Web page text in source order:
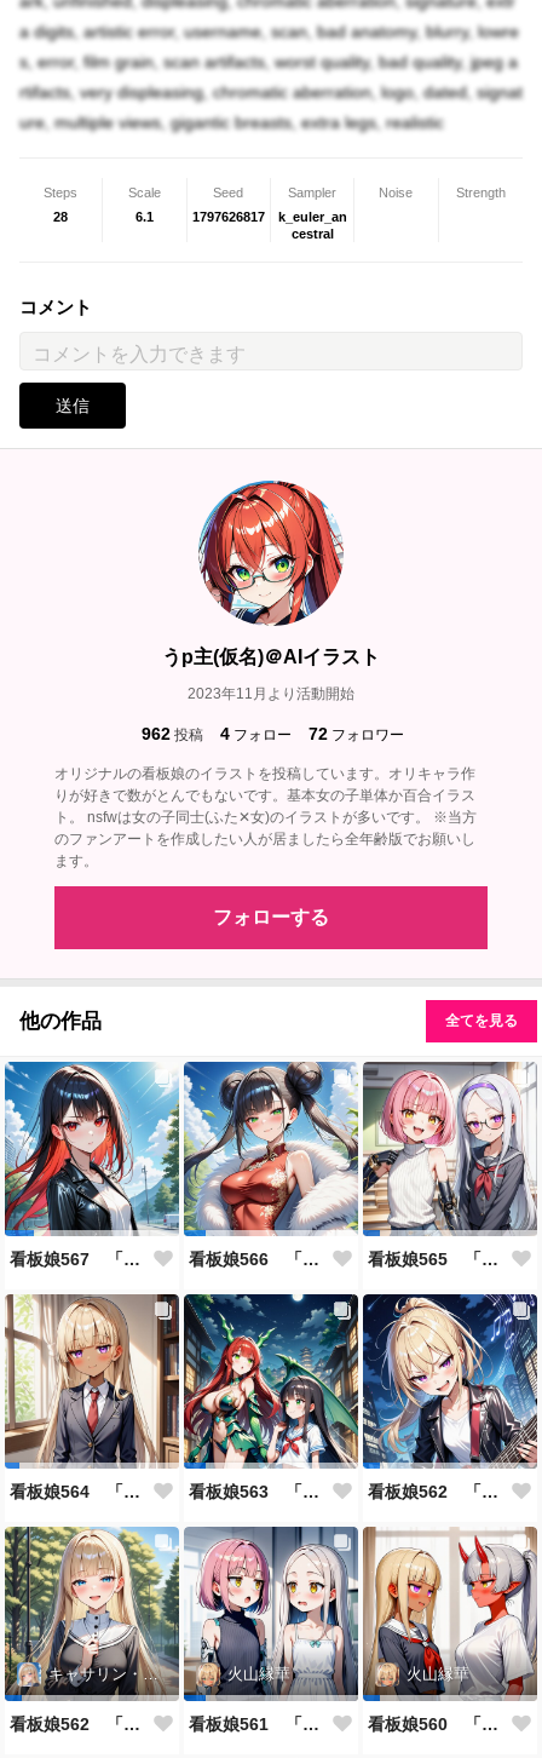
a digits, artistic error, username, scan, bad anatomy, blurry, lowre
s, error, film grain, scan artifacts, worst quality, bad quality, jpeg a
rtifacts, very displeasing, chromatic aberration, logo, dated, signat
ure, multiple views, gigantic breasts, extra legs, realistic
Steps
28
Scale
6.1
Seed
1797626817
Sampler
k_euler_an
cestral
Noise Strength
コメント
送信
うp主(仮名)＠AIイラスト
2023年11月より活動開始
962 投稿 4 フォロー 72 フォロワー
オリジナルの看板娘のイラストを投稿しています。オリキャラ作
りが好きで数がとんでもないです。基本女の子単体か百合イラス
ト。 nsfwは女の子同士(ふた✕女)のイラストが多いです。 ※当方
のファンアートを作成したい人が居ましたら全年齢版でお願いし
ます。
フォローする
他の作品 全てを見る
看板娘567 「雪村恋のよもやま話」 看板娘566 「ナンシー・ツァオのよもやま話」 看板娘565 「銀一族」
看板娘564 「ジェルマ・レスポストン・八百のよもやま話」 看板娘563 「騒ぎの終わり」 看板娘562 「八木沼千絵のよもやま話」
キャサリン・アストリー
看板娘562 「キャサリン・アストリーのよもやま話」
火山縁華
看板娘561 「火山一族」
火山縁華
看板娘560 「緋山一族」